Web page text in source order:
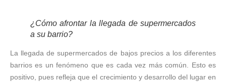
¿Cómo afrontar la llegada de supermercados
a su barrio?
La llegada de supermercados de bajos precios a los diferentes
barrios es un fenómeno que es cada vez más común. Esto es
positivo, pues refleja que el crecimiento y desarrollo del lugar en